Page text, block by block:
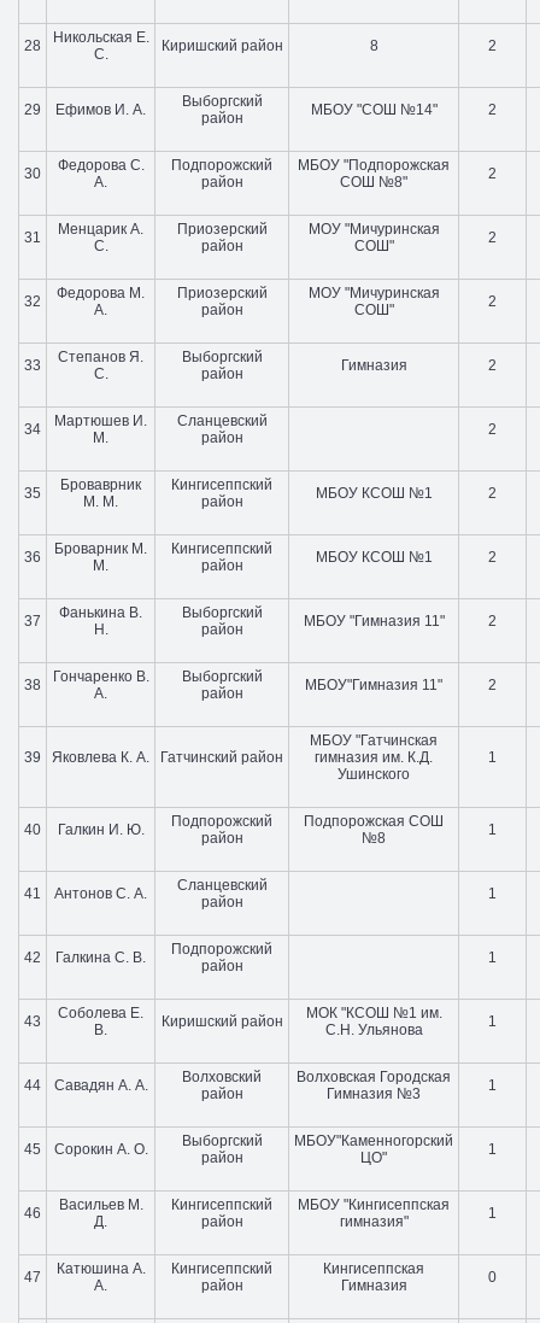
28
Никольская Е.
С.
Киришский район 8 2
29 Ефимов И. А.
Выборгский
район
МБОУ "СОШ №14" 2
30
Федорова С.
А.
Подпорожский
район
МБОУ "Подпорожская
СОШ №8"
2
31
Менцарик А.
С.
Приозерский
район
МОУ "Мичуринская
СОШ"
2
32
Федорова М.
А.
Приозерский
район
МОУ "Мичуринская
СОШ"
2
33
Степанов Я.
С.
Выборгский
район
Гимназия 2
34
Мартюшев И.
М.
Сланцевский
район
2
35
Броваврник
М. М.
Кингисеппский
район
МБОУ КСОШ №1 2
36
Броварник М.
М.
Кингисеппский
район
МБОУ КСОШ №1 2
37
Фанькина В.
Н.
Выборгский
район
МБОУ "Гимназия 11" 2
38
Гончаренко В.
А.
Выборгский
район
МБОУ"Гимназия 11" 2
39 Яковлева К. А. Гатчинский район
МБОУ "Гатчинская
гимназия им. К.Д.
Ушинского
1
40 Галкин И. Ю.
Подпорожский
район
Подпорожская СОШ
№8
1
41 Антонов С. А.
Сланцевский
район
1
42 Галкина С. В.
Подпорожский
район
1
43
Соболева Е.
В.
Киришский район
МОК "КСОШ №1 им.
С.Н. Ульянова
1
44 Савадян А. А.
Волховский
район
Волховская Городская
Гимназия №3
1
45 Сорокин А. О.
Выборгский
район
МБОУ"Каменногорский
ЦО"
1
46
Васильев М.
Д.
Кингисеппский
район
МБОУ "Кингисеппская
гимназия"
1
47
Катюшина А.
А.
Кингисеппский
район
Кингисеппская
Гимназия
0